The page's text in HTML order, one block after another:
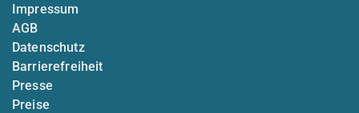
Impressum
AGB
Datenschutz
Barrierefreiheit
Presse
Preise